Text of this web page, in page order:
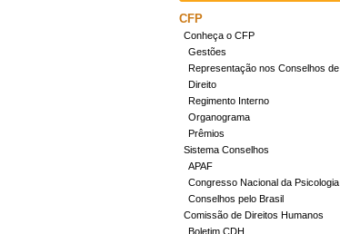
CFP
Conheça o CFP
Gestões
Representação nos Conselhos de
Direito
Regimento Interno
Organograma
Prêmios
Sistema Conselhos
APAF
Congresso Nacional da Psicologia
Conselhos pelo Brasil
Comissão de Direitos Humanos
Boletim CDH